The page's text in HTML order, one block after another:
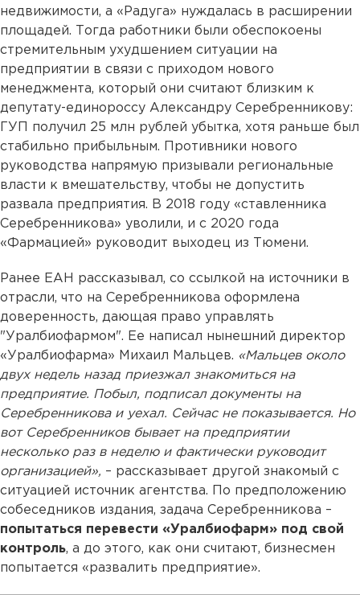
недвижимости, а «Радуга» нуждалась в расширении
площадей. Тогда работники были обеспокоены
стремительным ухудшением ситуации на
предприятии в связи с приходом нового
менеджмента, который они считают близким к
депутату-единороссу Александру Серебренникову:
ГУП получил 25 млн рублей убытка, хотя раньше был
стабильно прибыльным. Противники нового
руководства напрямую призывали региональные
власти к вмешательству, чтобы не допустить
развала предприятия. В 2018 году «ставленника
Серебренникова» уволили, и с 2020 года
«Фармацией» руководит выходец из Тюмени.
Ранее ЕАН рассказывал, со ссылкой на источники в
отрасли, что на Серебренникова оформлена
доверенность, дающая право управлять
"Уралбиофармом". Ее написал нынешний директор
«Уралбиофарма» Михаил Мальцев. «Мальцев около
двух недель назад приезжал знакомиться на
предприятие. Побыл, подписал документы на
Серебренникова и уехал. Сейчас не показывается. Но
вот Серебренников бывает на предприятии
несколько раз в неделю и фактически руководит
организацией», – рассказывает другой знакомый с
ситуацией источник агентства. По предположению
собеседников издания, задача Серебренникова –
попытаться перевести «Уралбиофарм» под свой
контроль, а до этого, как они считают, бизнесмен
попытается «развалить предприятие».